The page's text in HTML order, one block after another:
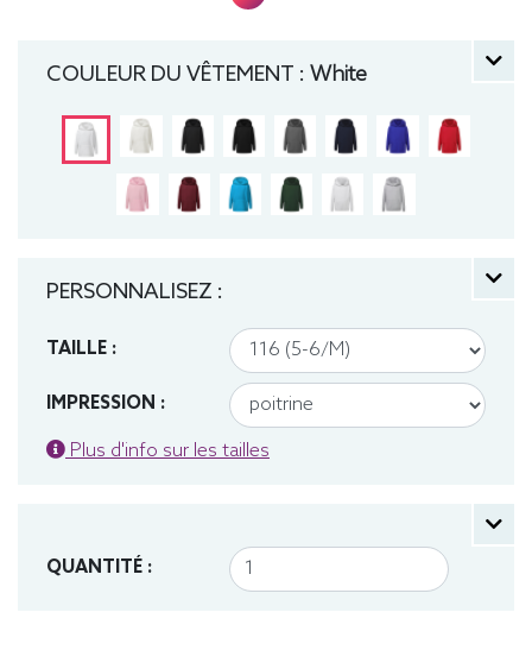
140 (9-10 ans), 152 (11-12 ans) manche longue,
COULEUR DU VÊTEMENT : White
PERSONNALISEZ :
TAILLE :
IMPRESSION :
Plus d'info sur les tailles
QUANTITÉ :